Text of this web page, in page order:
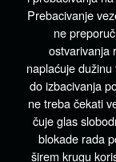
Prebacivanje
ne
ostvarivanja
naplaćuje
do izbacivanja
ne treba čekati
čuje glas
blokade rada
širem krugu